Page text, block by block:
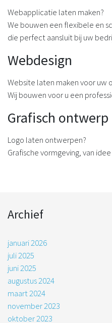
Webapplicatie laten maken?
We bouwen een flexibele en
die perfect aansluit bij uw
Webdesign
Website laten maken voor uw
Wij bouwen voor u een
Grafisch ontwerp
Logo laten ontwerpen?
Grafische vormgeving, van
Archief
januari 2026
juli 2025
juni 2025
augustus 2024
maart 2024
november 2023
oktober 2023